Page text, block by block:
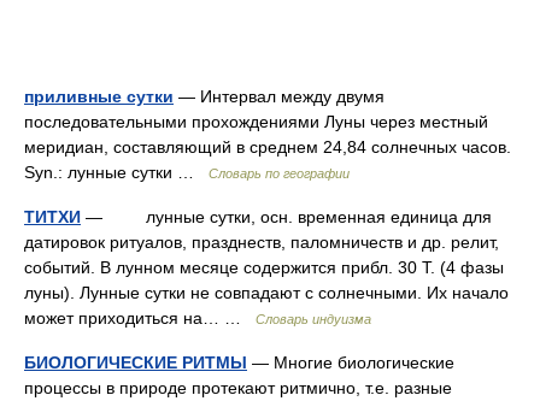
приливные сутки — Интервал между двумя
последовательными прохождениями Луны через местный
меридиан, составляющий в среднем 24,84 солнечных часов.
Syn.: лунные сутки …
Словарь по географии
ТИТХИ — лунные сутки, осн. временная единица для
датировок ритуалов, празднеств, паломничеств и др. релит,
событий. В лунном месяце содержится прибл. 30 Т. (4 фазы
луны). Лунные сутки не совпадают с солнечными. Их начало
может приходиться на… …
Словарь индуизма
БИОЛОГИЧЕСКИЕ РИТМЫ — Многие биологические
процессы в природе протекают ритмично, т.е. разные